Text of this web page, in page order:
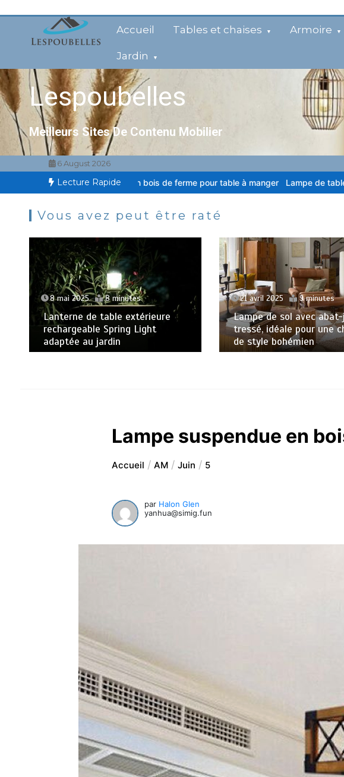
contenu
Accueil Tables et chaises Armoire
Jardin
Lespoubelles
Meilleurs Sites De Contenu Mobilier
6 August 2026
Lecture Rapide
Lustre en bois de ferme pour table à manger Lampe de table en céramique
Vous avez peut être raté
8 mai 2025 8 minutes
Lanterne de table extérieure
rechargeable Spring Light
adaptée au jardin
21 avril 2025 9 minutes
Lampe de sol avec
tressé, idéale pour une
de style bohémien
Lampe suspendue en
Accueil AM Juin 5
par Halon Glen
yanhua@simig.fun